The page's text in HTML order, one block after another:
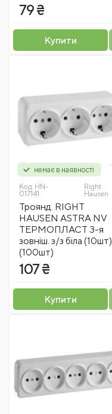
79 ₴
Купити
немає в наявності
Код: HN-
017141
Right
Hausen
Троянд. RIGHT
HAUSEN ASTRA NV
ТЕРМОПЛАСТ 3-я
зовніш. з/з біла (10шт)
(100шт)
107 ₴
Купити